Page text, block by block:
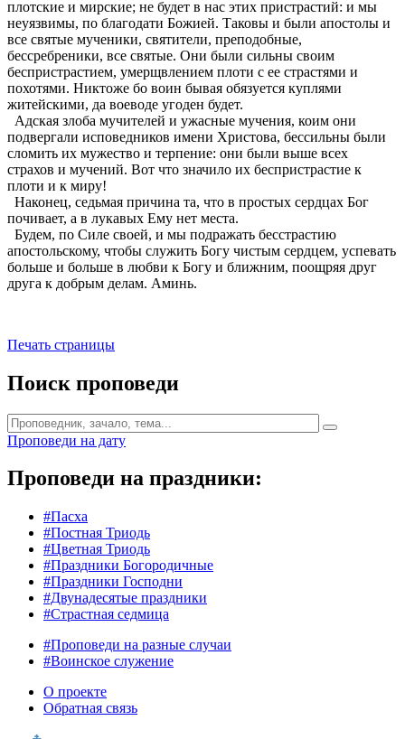
плотские и мирские; не будет в нас этих пристрастий: и мы
неуязвимы, по благодати Божией. Таковы и были апостолы и
все святые мученики, святители, преподобные,
бессребреники, все святые. Они были сильны своим
беспристрастием, умерщвлением плоти с ее страстями и
похотями. Никтоже бо воин бывая обязуется куплями
житейскими, да воеводе угоден будет.
Адская злоба мучителей и ужасные мучения, коим они
подвергали исповедников имени Христова, бессильны были
сломить их мужество и терпение: они были выше всех
страхов и мучений. Вот что значило их беспристрастие к
плоти и к миру!
Наконец, седьмая причина та, что в простых сердцах Бог
почивает, а в лукавых Ему нет места.
Будем, по Силе своей, и мы подражать бесстрастию
апостольскому, чтобы служить Богу чистым сердцем, успевать
больше и больше в любви к Богу и ближним, поощряя друг
друга к добрым делам. Аминь.
Печать страницы
Поиск проповеди
Проповеди на дату
Проповеди на праздники:
#Пасха
#Постная Триодь
#Цветная Триодь
#Праздники Богородичные
#Праздники Господни
#Двунадесятые праздники
#Страстная седмица
#Проповеди на разные случаи
#Воинское служение
О проекте
Обратная связь